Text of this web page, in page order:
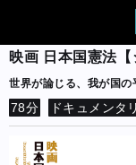
映画 日本国憲法【
世界が論じる、我が国
78分 ドキュメンタ